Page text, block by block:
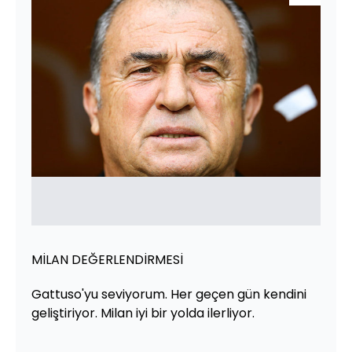
MİLAN DEĞERLENDİRMESİ
Gattuso'yu seviyorum. Her geçen gün kendini
geliştiriyor. Milan iyi bir yolda ilerliyor.